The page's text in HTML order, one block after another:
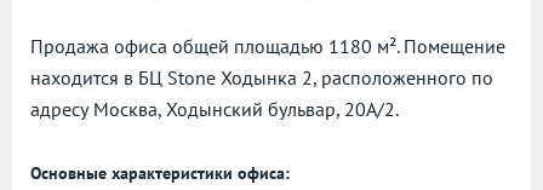
Продажа офиса общей площадью 1180 м². Помещение
находится в БЦ Stone Ходынка 2, расположенного по
адресу Москва, Ходынский бульвар, 20А/2.
Основные характеристики офиса: